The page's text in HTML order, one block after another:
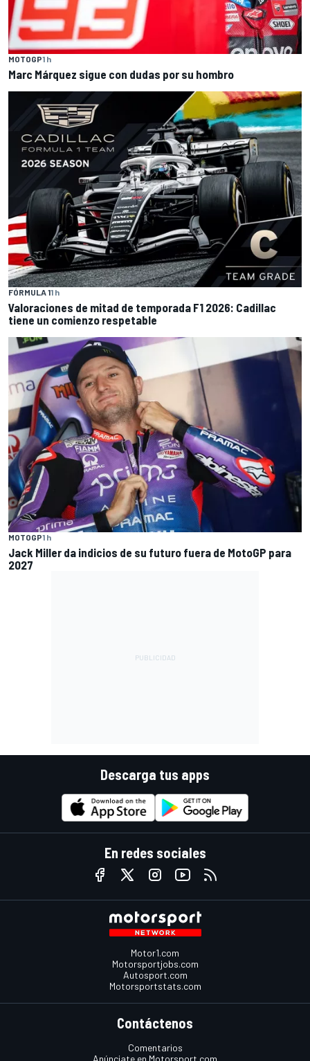
MOTOGP1 h
Marc Márquez sigue con dudas por su hombro
FÓRMULA 11 h
Valoraciones de mitad de temporada F1 2026: Cadillac
tiene un comienzo respetable
MOTOGP1 h
Jack Miller da indicios de su futuro fuera de MotoGP para
2027
Descarga tus apps
En redes sociales
Motor1.com
Motorsportjobs.com
Autosport.com
Motorsportstats.com
Contáctenos
Comentarios
Anúnciate en Motorsport.com